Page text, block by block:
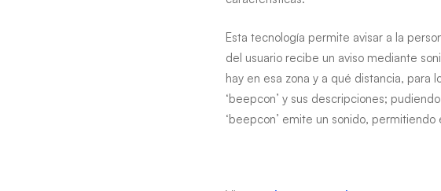
Esta tecnología permite avisar a la
del usuario recibe un aviso mediante
hay en esa zona y a qué distancia, para
‘beepcon’ y sus descripciones;
‘beepcon’ emite un sonido,